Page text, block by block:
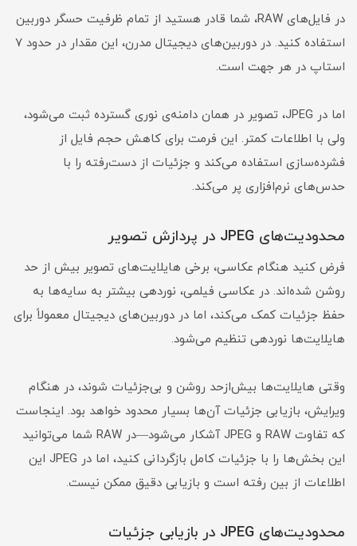
در فایل‌های RAW، شما قادر هستید از تمام ظرفیت حسگر دوربین
استفاده کنید. در دوربین‌های دیجیتال مدرن، این مقدار در حدود ۷
استاپ در هر جهت است.
اما در JPEG، تصویر در همان دامنه‌ی نوری گسترده ثبت می‌شود،
ولی با اطلاعات کمتر. این فرمت برای کاهش حجم فایل از
فشرده‌سازی استفاده می‌کند و جزئیات از دست‌رفته را با
حدس‌های نرم‌افزاری پر می‌کند.
محدودیت‌های JPEG در پردازش تصویر
فرض کنید هنگام عکاسی، برخی هایلایت‌های تصویر بیش از حد
روشن شده‌اند. در عکاسی فیلمی، نوردهی بیشتر به سایه‌ها به
حفظ جزئیات کمک می‌کند، اما در دوربین‌های دیجیتال معمولاً برای
هایلایت‌ها نوردهی تنظیم می‌شود.
وقتی هایلایت‌ها بیش‌ازحد روشن و بی‌جزئیات شوند، در هنگام
ویرایش، بازیابی جزئیات آن‌ها بسیار محدود خواهد بود. اینجاست
که تفاوت RAW و JPEG آشکار می‌شود—در RAW شما می‌توانید
این بخش‌ها را با جزئیات کامل بازگردانی کنید، اما در JPEG این
اطلاعات از بین رفته است و بازیابی دقیق ممکن نیست.
محدودیت‌های JPEG در بازیابی جزئیات